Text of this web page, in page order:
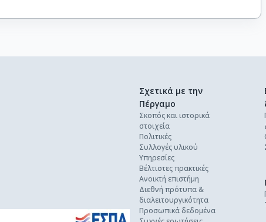
Σχετικά με την
Πέργαμο
Σκοπός και ιστορικά
στοιχεία
Πολιτικές
Συλλογές υλικού
Υπηρεσίες
Βέλτιστες πρακτικές
Ανοικτή επιστήμη
Διεθνή πρότυπα &
διαλειτουργικότητα
Προσωπικά δεδομένα